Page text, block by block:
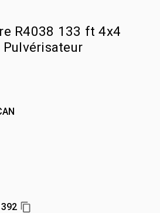
R4038 133 ft 4x4